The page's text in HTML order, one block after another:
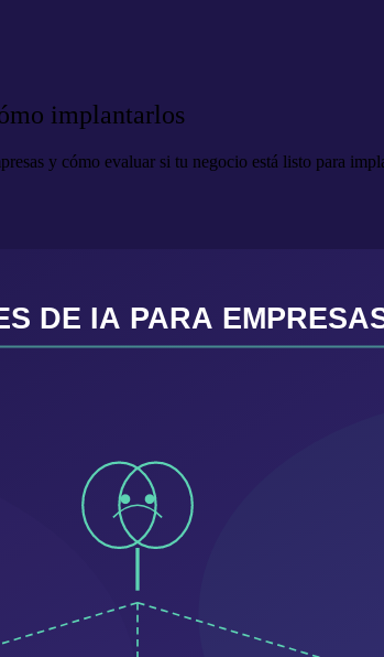
implantarlos
y cómo evaluar si tu negocio está listo para